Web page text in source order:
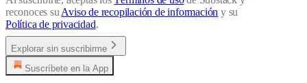
reconoces suAviso de recopilación de información y su
Política de privacidad.
Explorar sin suscribirme
Suscríbete en la App